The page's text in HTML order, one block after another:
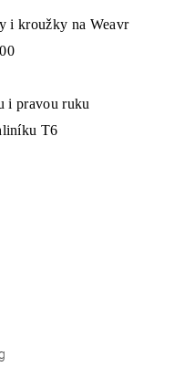
i kroužky na Weavr
i pravou ruku
T6